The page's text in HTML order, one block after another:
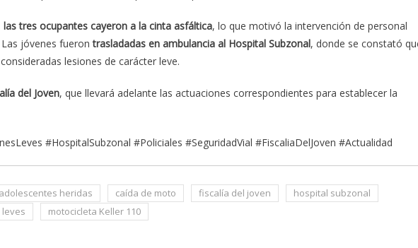
las tres ocupantes cayeron a la cinta asfáltica, lo que motivó la intervención de personal
Las jóvenes fuerontrasladadas en ambulancia al Hospital Subzonal, donde se constató
lesiones de carácter leve.
del Joven, que llevará adelante las actuaciones correspondientes para establecer la
#HospitalSubzonal #Policiales #SeguridadVial #FiscaliaDelJoven #Actualidad
adolescentes heridas caída de moto fiscalía del joven
hospital subzonal
motocicleta Keller 110